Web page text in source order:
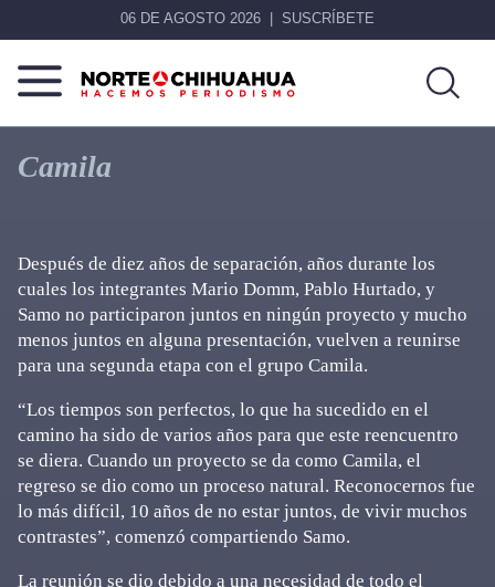
06 DE AGOSTO 2026 SUSCRÍBETE
Norte
De
Chihuahua
Más
que
noticias,
Camila
Después de diez años de separación, años durante los
cuales los integrantes Mario Domm, Pablo Hurtado, y
Samo no participaron juntos en ningún proyecto y mucho
menos juntos en alguna presentación, vuelven a reunirse
para una segunda etapa con el grupo Camila.
“Los tiempos son perfectos, lo que ha sucedido en el
camino ha sido de varios años para que este reencuentro
se diera. Cuando un proyecto se da como Camila, el
regreso se dio como un proceso natural. Reconocernos fue
lo más difícil, 10 años de no estar juntos, de vivir muchos
contrastes”, comenzó compartiendo Samo.
La reunión se dio debido a una necesidad de todo el